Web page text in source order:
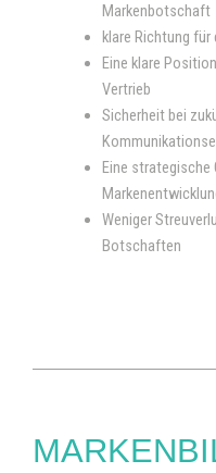
Markenbotschaft
klare Richtung
Eine klare
Vertrieb
Sicherheit bei
Eine strategische
Weniger
Botschaften